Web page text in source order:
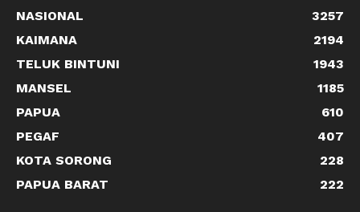
NASIONAL
3257
KAIMANA
2194
TELUK BINTUNI
1943
MANSEL
1185
PAPUA
610
PEGAF
407
KOTA SORONG
228
PAPUA BARAT
222